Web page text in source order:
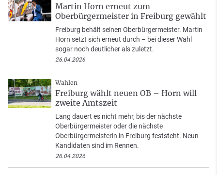
Martin Horn erneut zum
Oberbürgermeister in Freiburg gewählt
Freiburg behält seinen Oberbürgermeister. Martin
Horn setzt sich erneut durch – bei dieser Wahl
sogar noch deutlicher als zuletzt.
26.04.2026
Wahlen
Freiburg wählt neuen OB – Horn will
zweite Amtszeit
Lang dauert es nicht mehr, bis der nächste
Oberbürgermeister oder die nächste
Oberbürgermeisterin in Freiburg feststeht. Neun
Kandidaten sind im Rennen.
26.04.2026